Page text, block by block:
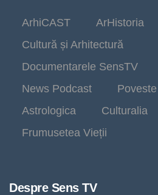
ArhiCAST
ArHistoria
Cultură și Arhitectură
Documentarele SensTV
News Podcast
Astrologica
Culturalia
Frumusetea Vieții
Despre Sens TV